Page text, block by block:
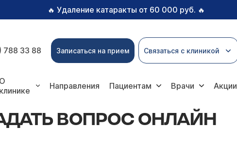
🔥 Удаление катаракты от 60 000 руб. 🔥
788 33 88 Записаться на прием Связаться с клиникой
О
клинике
Направления Пациентам Врачи Акции
ВОПРОС ОНЛАЙН